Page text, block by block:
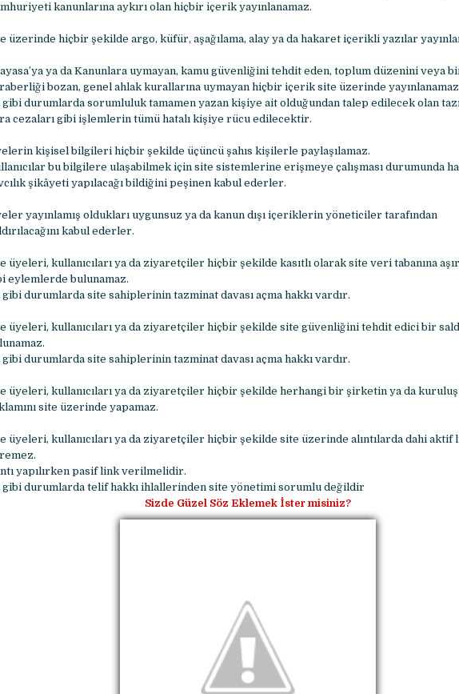
kanunlarına aykırı olan hiçbir içerik yayınlanamaz.
üzerinde hiçbir şekilde argo, küfür, aşağılama, alay ya da hakaret içerikli yazılar
ya da Kanunlara uymayan, kamu güvenliğini tehdit eden, toplum düzenini veya
bozan, genel ahlak kurallarına uymayan hiçbir içerik site üzerinde
gibi durumlarda sorumluluk tamamen yazan kişiye ait olduğundan talep edilecek olan
cezaları gibi işlemlerin tümü hatalı kişiye rücu edilecektir.
kişisel bilgileri hiçbir şekilde üçüncü şahıs kişilerle paylaşılamaz.
bu bilgilere ulaşabilmek için site sistemlerine erişmeye çalışması durumunda
şikâyeti yapılacağı bildiğini peşinen kabul ederler.
yayınlamış oldukları uygunsuz ya da kanun dışı içeriklerin yöneticiler tarafından
kabul ederler.
üyeleri, kullanıcıları ya da ziyaretçiler hiçbir şekilde kasıtlı olarak site veri tabanına
eylemlerde bulunamaz.
gibi durumlarda site sahiplerinin tazminat davası açma hakkı vardır.
üyeleri, kullanıcıları ya da ziyaretçiler hiçbir şekilde site güvenliğini tehdit edici bir
gibi durumlarda site sahiplerinin tazminat davası açma hakkı vardır.
üyeleri, kullanıcıları ya da ziyaretçiler hiçbir şekilde herhangi bir şirketin ya da
site üzerinde yapamaz.
üyeleri, kullanıcıları ya da ziyaretçiler hiçbir şekilde site üzerinde alıntılarda dahi aktif
yapılırken pasif link verilmelidir.
gibi durumlarda telif hakkı ihlallerinden site yönetimi sorumlu değildir
Sizde Güzel Söz Eklemek İster misiniz?